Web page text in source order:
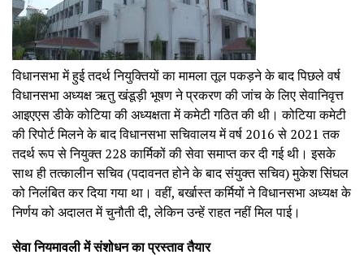
विधानसभा में हुई तदर्थ नियुक्तियों का मामला तूल पकड़ने के बाद पिछले वर्ष
विधानसभा अध्यक्ष ऋतु खंडूड़ी भूषण ने प्रकरण की जांच के लिए सेवानिवृत्त
आइएएस डीके कोटिया की अध्यक्षता में कमेटी गठित की थी। कोटिया कमेटी
की रिपोर्ट मिलने के बाद विधानसभा सचिवालय में वर्ष 2016 से 2021 तक
तदर्थ रूप से नियुक्त 228 कार्मिकों की सेवा समाप्त कर दी गई थी। इसके
साथ ही तत्कालीन सचिव (पदावनत होने के बाद संयुक्त सचिव) मुकेश सिंघल
को निलंबित कर दिया गया था। वहीं, बर्खास्त कर्मियों ने विधानसभा अध्यक्ष के
निर्णय को अदालत में चुनौती दी, लेकिन उन्हें राहत नहीं मिल पाई।
सेवा नियमावली में संशोधन का प्रस्ताव तैयार